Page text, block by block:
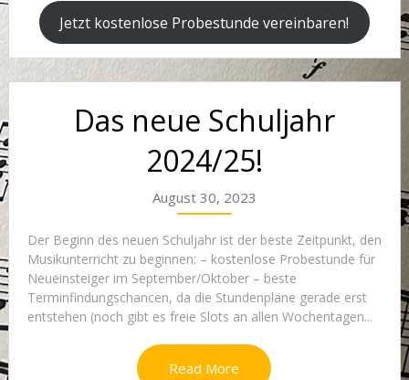
Jetzt kostenlose Probestunde vereinbaren!
Das neue Schuljahr
2024/25!
August 30, 2023
Der Beginn des neuen Schuljahr ist der beste Zeitpunkt, den
Musikunterricht zu beginnen: – kostenlose Probestunde für
Neueinsteiger im September/Oktober – beste
Terminfindungschancen, da die Stundenpläne gerade erst
entstehen (noch gibt es freie Slots an allen Wochentagen...
Read More